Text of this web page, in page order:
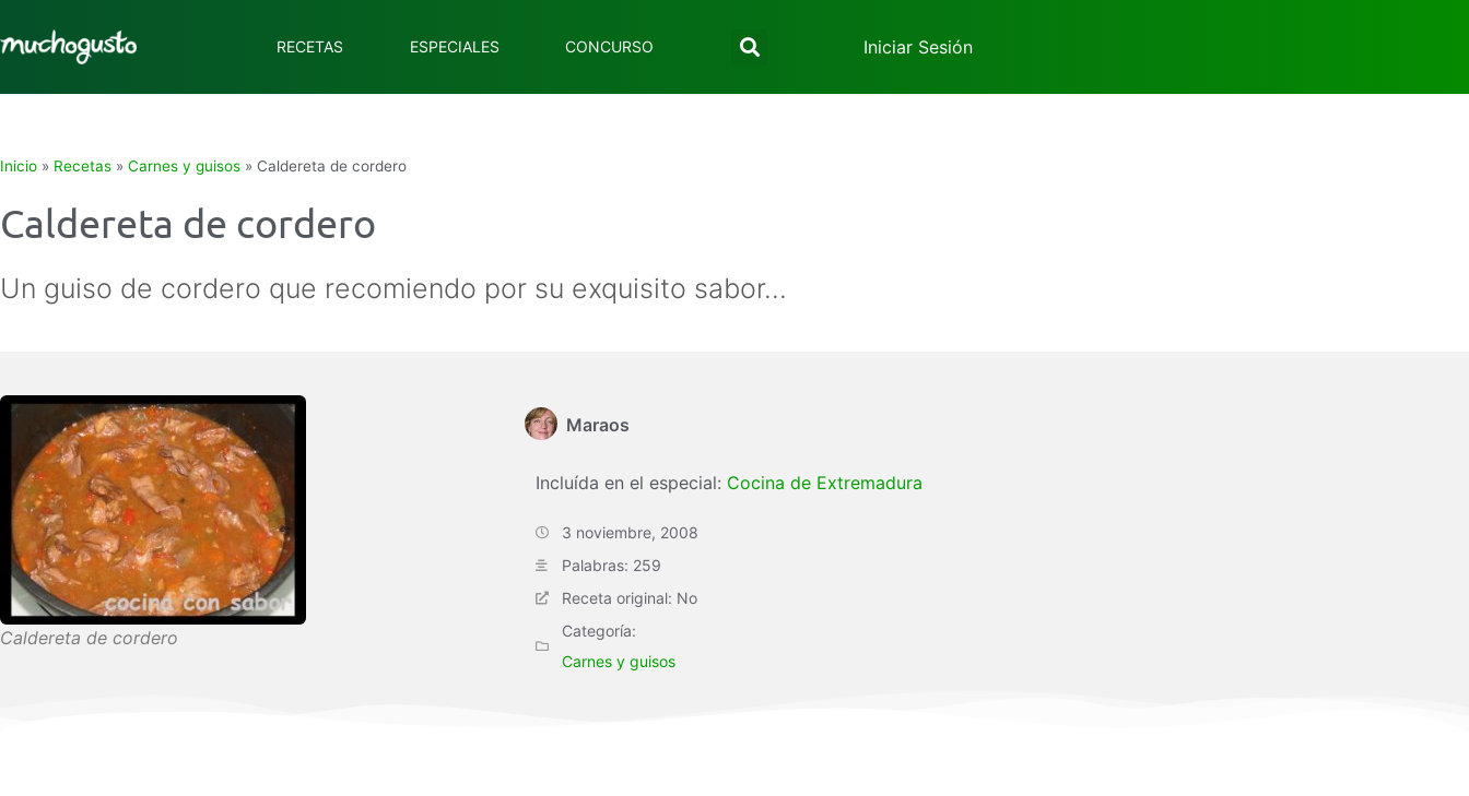
RECETAS ESPECIALES CONCURSO Iniciar Sesión
Inicio » Recetas » Carnes y guisos » Caldereta de cordero
Caldereta de cordero
Un guiso de cordero que recomiendo por su exquisito sabor...
Caldereta de cordero
Maraos
Incluída en el especial: Cocina de Extremadura
3 noviembre, 2008
Palabras: 259
Receta original: No
Categoría:
Carnes y guisos